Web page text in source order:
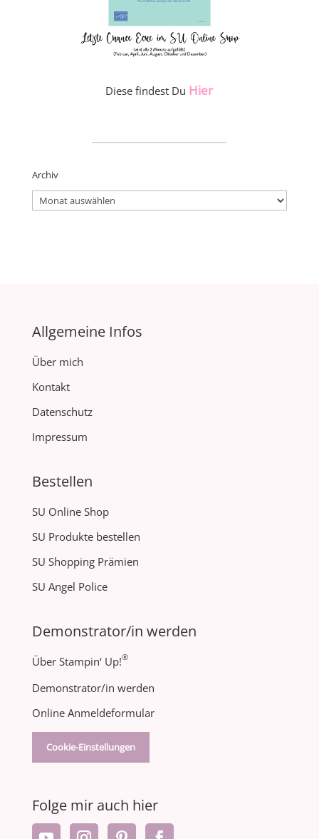
Diese findest Du Hier
Archiv
Archiv
Allgemeine Infos
Über mich
Kontakt
Datenschutz
Impressum
Bestellen
SU Online Shop
SU Produkte bestellen
SU Shopping Prämien
SU Angel Police
Demonstrator/in werden
Über Stampin‘ Up!®
Demonstrator/in werden
Online Anmeldeformular
Cookie-Einstellungen
Folge mir auch hier